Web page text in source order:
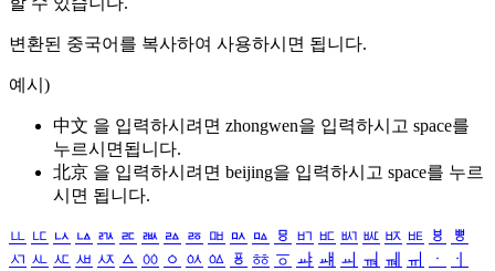
변환된 중국어를 복사하여 사용하시면 됩니다.
예시)
中文 을 입력하시려면 zhongwen을 입력하시고 space를
누르시면됩니다.
北京 을 입력하시려면 beijing을 입력하시고 space를 누르
시면 됩니다.
ㅥ ㅦ ㅧ ㅨ ㅩ ㅪ ㅫ ㅬ ㅭ ㅮ ㅯ ㅰ ㅱ ㅲ ㅳ ㅴ ㅵ ㅶ ㅷ ㅸ
ㅹ
ㅺ ㅻ ㅼ ㅽ ㅾ ㅿ ㆀ ㆁ ㆂ ㆃ ㆄ ㆅ ㆆ ㆇ ㆈ ㆉ ㆊ ㆋ ㆌ ㆍ
ㆎ